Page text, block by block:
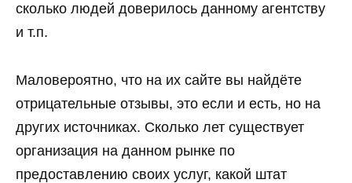
сколько людей доверилось данному агентству
и т.п.
Маловероятно, что на их сайте вы найдёте
отрицательные отзывы, это если и есть, но на
других источниках. Сколько лет существует
организация на данном рынке по
предоставлению своих услуг, какой штат